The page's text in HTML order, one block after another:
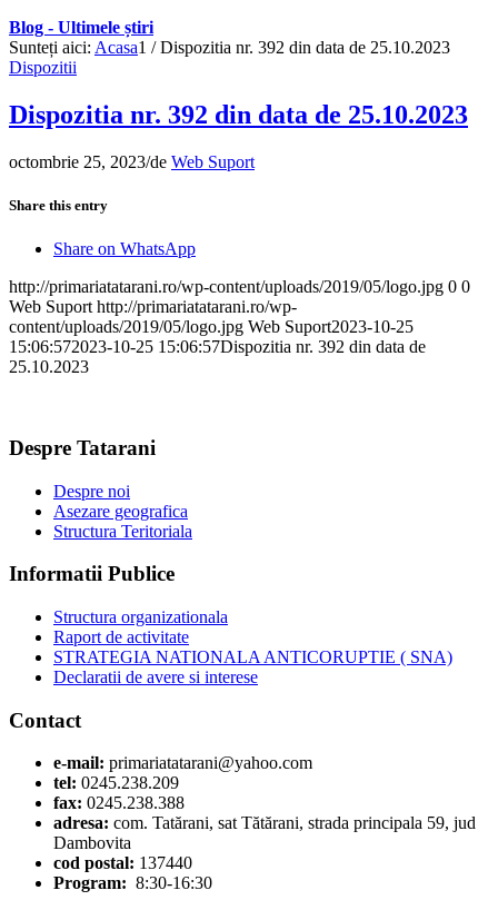
Blog - Ultimele știri
Sunteți aici: Acasa1 / Dispozitia nr. 392 din data de 25.10.2023
Dispozitii
Dispozitia nr. 392 din data de 25.10.2023
octombrie 25, 2023/de Web Suport
Share this entry
Share on WhatsApp
http://primariatatarani.ro/wp-content/uploads/2019/05/logo.jpg 0 0
Web Suport http://primariatatarani.ro/wp-
content/uploads/2019/05/logo.jpg Web Suport2023-10-25
15:06:572023-10-25 15:06:57Dispozitia nr. 392 din data de
25.10.2023
Despre Tatarani
Despre noi
Asezare geografica
Structura Teritoriala
Informatii Publice
Structura organizationala
Raport de activitate
STRATEGIA NATIONALA ANTICORUPTIE ( SNA)
Declaratii de avere si interese
Contact
e-mail: primariatatarani@yahoo.com
tel: 0245.238.209
fax: 0245.238.388
adresa: com. Tatărani, sat Tătărani, strada principala 59, jud
Dambovita
cod postal: 137440
Program: 8:30-16:30